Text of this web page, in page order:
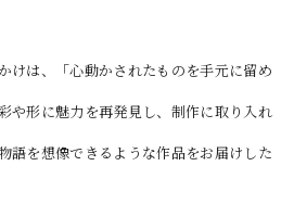
けは、「心動かされたものを手元に留め
や形に魅力を再発見し、制作に取り入れ
語を想像できるような作品をお届けした